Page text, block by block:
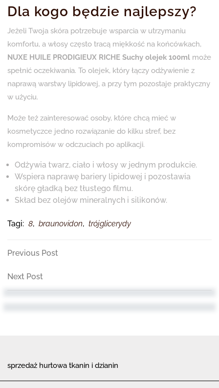
Dla kogo będzie najlepszy?
Jeżeli Twoja skóra potrzebuje wsparcia w utrzymaniu
komfortu, a włosy często tracą miękkość na końcówkach,
NUXE HUILE PRODIGIEUX RICHE Suchy olejek 100ml może
spełnić oczekiwania. To olejek, który łączy odżywienie z
naprawą warstwy lipidowej, a przy tym pozostaje praktyczny
w użyciu.
Może też zainteresować osoby, które chcą mieć w
kosmetyczce jedno rozwiązanie do kilku stref, bez
kompromisów w odczuciach po aplikacji.
Odżywia twarz, ciało i włosy w jednym produkcie.
Wspiera naprawę bariery lipidowej i pozostawia
skórę gładką bez tłustego filmu.
Skład bez olejów mineralnych i silikonów.
Tagi: 8, braunovidon, trójglicerydy
Nawigacja
wpisu
Previous
Previous Post
Next
Post
Next Post
sprzedaż hurtowa tkanin i dzianin